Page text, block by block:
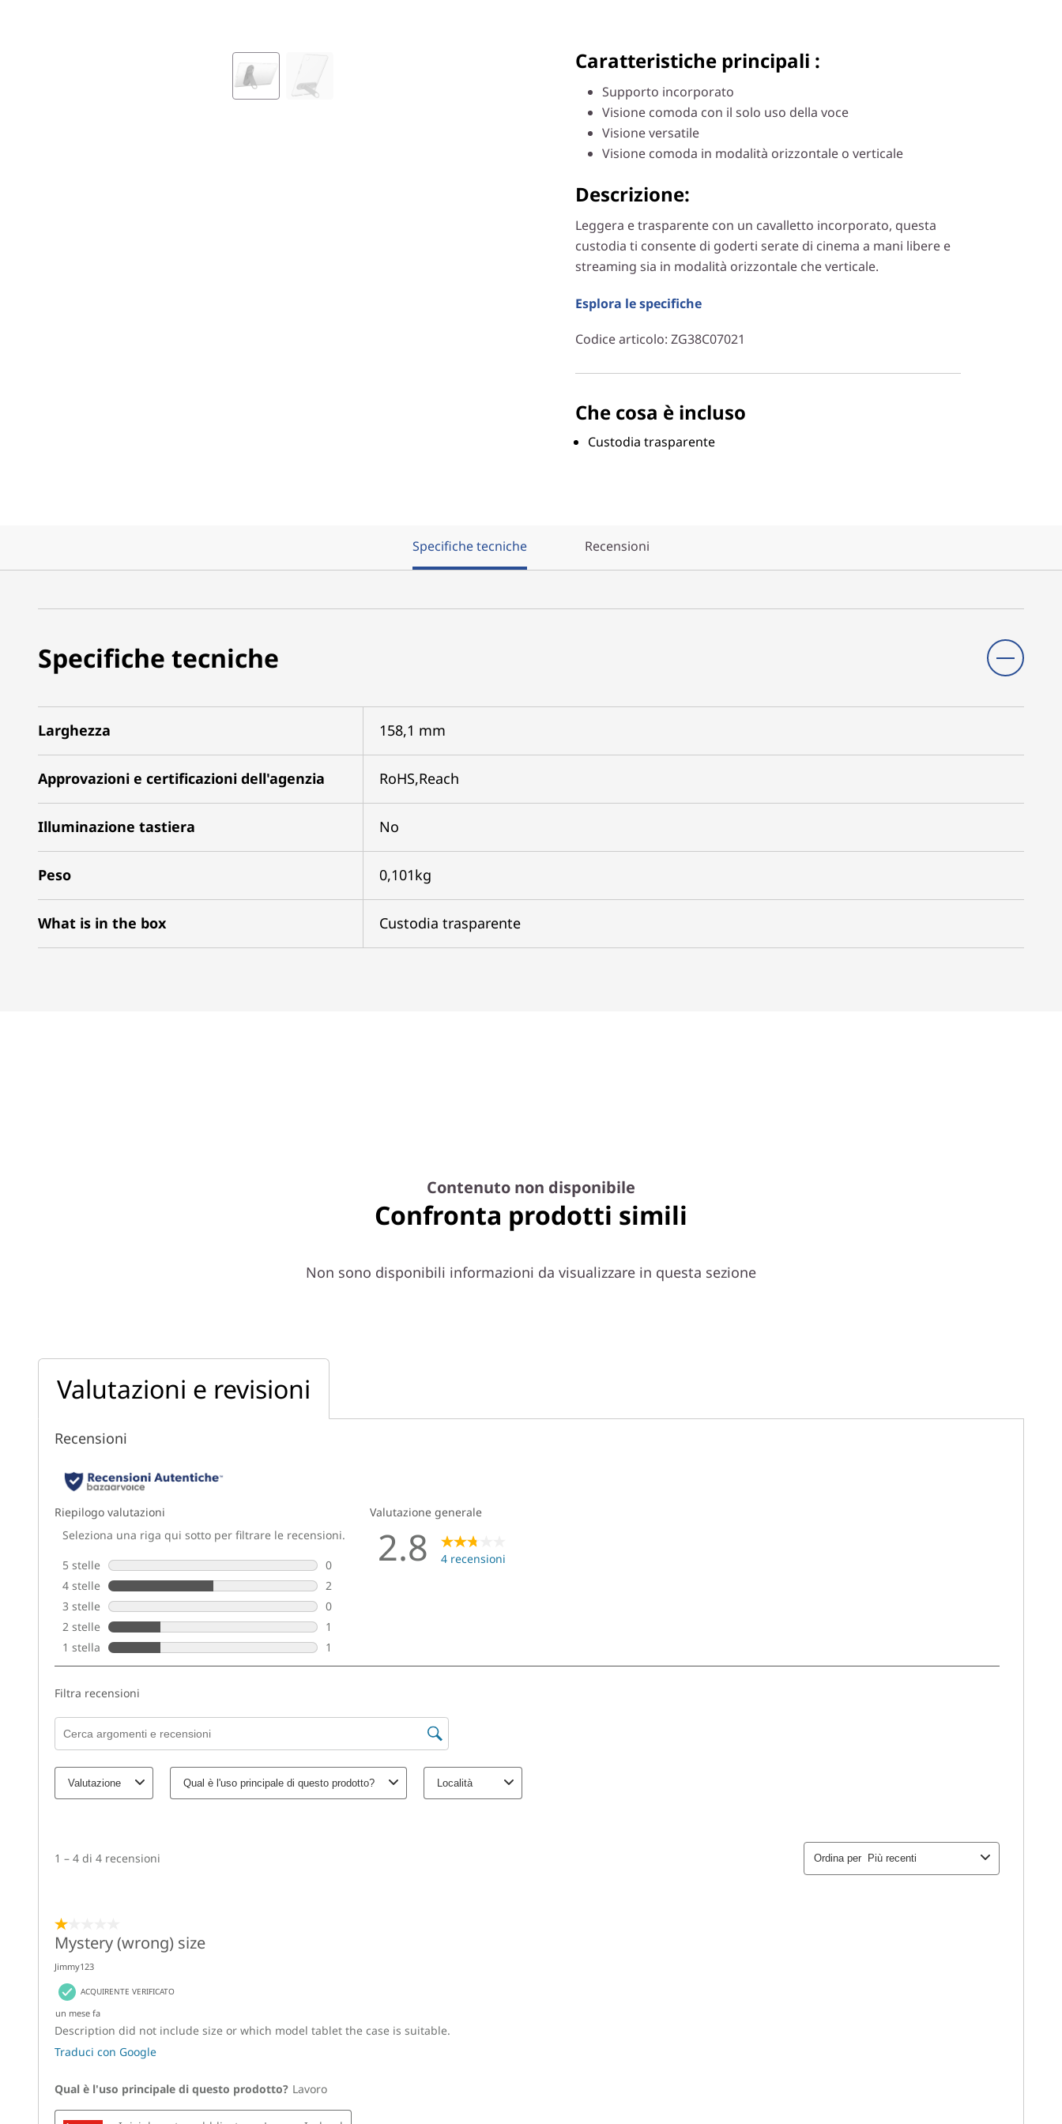
Caratteristiche principali :
Supporto incorporato
Visione comoda con il solo uso della voce
Visione versatile
Visione comoda in modalità orizzontale o verticale
Descrizione:
Leggera e trasparente con un cavalletto incorporato, questa
custodia ti consente di goderti serate di cinema a mani libere e
streaming sia in modalità orizzontale che verticale.
Esplora le specifiche
Codice articolo: ZG38C07021
Che cosa è incluso
Custodia trasparente
Specifiche tecniche Recensioni
Specifiche tecniche
Larghezza 158,1 mm
Approvazioni e certificazioni dell'agenzia RoHS,Reach
Illuminazione tastiera No
Peso 0,101kg
What is in the box Custodia trasparente
Contenuto non disponibile
Confronta prodotti simili
Non sono disponibili informazioni da visualizzare in questa sezione
Valutazioni e revisioni